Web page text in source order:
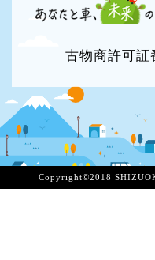
古物商許可証
Copyright©2018